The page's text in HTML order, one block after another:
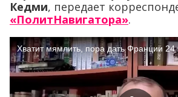
Кедми, передает
«ПолитНавигатора».